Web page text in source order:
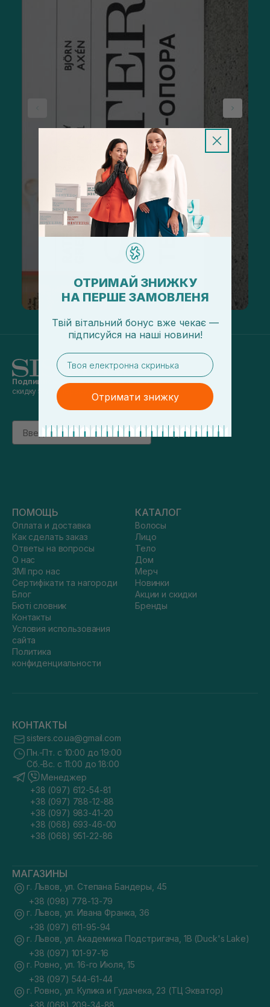
Подпишись на наши новостии получай
скидку 5% на первый заказ
Email
підписатись
ПОМОЩЬ
Оплата и доставка
Как сделать заказ
Ответы на вопросы
О нас
ЗМІ про нас
Сертифікати та нагороди
Блог
Бюті словник
Контакты
Условия использования
сайта
Политика
конфиденциальности
КАТАЛОГ
Волосы
Лицо
Тело
Дом
Мерч
Новинки
Акции и скидки
Бренды
КОНТАКТЫ
sisters.co.ua@gmail.com
Пн.-Пт. с 10:00 до 19:00
Сб.-Вс. с 11:00 до 18:00
Менеджер
+38 (097) 612-54-81
+38 (097) 788-12-88
+38 (097) 983-41-20
+38 (068) 693-46-00
+38 (068) 951-22-86
МАГАЗИНЫ
г. Львов, ул. Степана Бандеры, 45
+38 (098) 778-13-79
г. Львов, ул. Ивана Франка, 36
+38 (097) 611-95-94
г. Львов, ул. Академика Подстригача, 1В (Duck's Lake)
+38 (097) 101-97-16
г. Ровно, ул. 16-го Июля, 15
+38 (097) 544-61-44
г. Ровно, ул. Кулика и Гудачека, 23 (ТЦ Экватор)
+38 (068) 209-34-88
ОТРИМАЙ ЗНИЖКУ
НА ПЕРШЕ ЗАМОВЛЕНЯ
Твій вітальний бонус вже чекає —
підписуйся на наші новини!
email
Отримати знижку